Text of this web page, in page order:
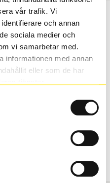
vår trafik. Vi
och annan
sociala medier och
vi samarbetar med.
informationen med annan
eller som de har
bil?
att se om det däck du
du köper däck som skall
se till att kolla en extra
bilen hade ut från